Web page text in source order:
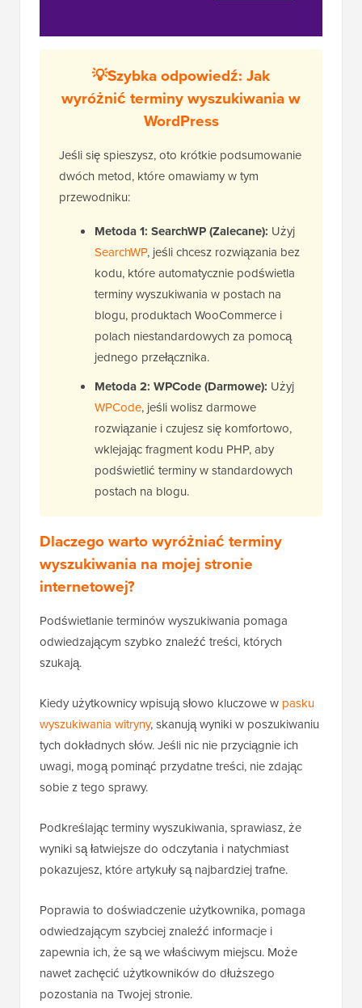
💡Szybka odpowiedź: Jak
wyróżnić terminy wyszukiwania w
WordPress
Jeśli się spieszysz, oto krótkie podsumowanie
dwóch metod, które omawiamy w tym
przewodniku:
Metoda 1: SearchWP (Zalecane): Użyj
SearchWP, jeśli chcesz rozwiązania bez
kodu, które automatycznie podświetla
terminy wyszukiwania w postach na
blogu, produktach WooCommerce i
polach niestandardowych za pomocą
jednego przełącznika.
Metoda 2: WPCode (Darmowe): Użyj
WPCode, jeśli wolisz darmowe
rozwiązanie i czujesz się komfortowo,
wklejając fragment kodu PHP, aby
podświetlić terminy w standardowych
postach na blogu.
Dlaczego warto wyróżniać terminy
wyszukiwania na mojej stronie
internetowej?
Podświetlanie terminów wyszukiwania pomaga
odwiedzającym szybko znaleźć treści, których
szukają.
Kiedy użytkownicy wpisują słowo kluczowe w pasku
wyszukiwania witryny, skanują wyniki w poszukiwaniu
tych dokładnych słów. Jeśli nic nie przyciągnie ich
uwagi, mogą pominąć przydatne treści, nie zdając
sobie z tego sprawy.
Podkreślając terminy wyszukiwania, sprawiasz, że
wyniki są łatwiejsze do odczytania i natychmiast
pokazujesz, które artykuły są najbardziej trafne.
Poprawia to doświadczenie użytkownika, pomaga
odwiedzającym szybciej znaleźć informacje i
zapewnia ich, że są we właściwym miejscu. Może
nawet zachęcić użytkowników do dłuższego
pozostania na Twojej stronie.